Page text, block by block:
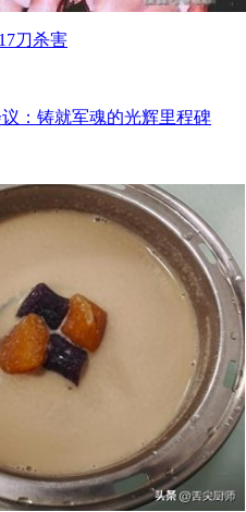
刀杀害
：铸就军魂的光辉里程碑